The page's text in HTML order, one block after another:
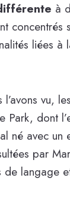
à
concentrés
liées
l’avons vu,
Park, dont
né avec
par
de langage